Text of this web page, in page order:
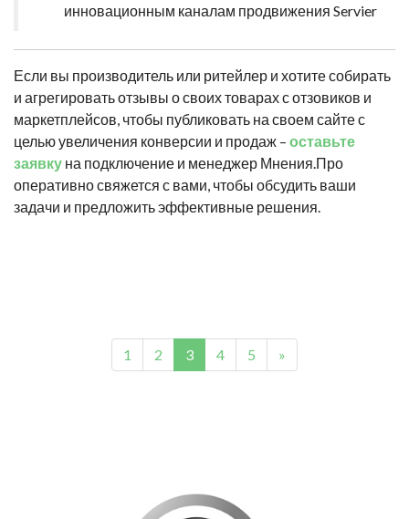
инновационным каналам продвижения Servier
Если вы производитель или ритейлер и хотите собирать
и агрегировать отзывы о своих товарах с отзовиков и
маркетплейсов, чтобы публиковать на своем сайте с
целью увеличения конверсии и продаж – оставьте
заявку на подключение и менеджер Мнения.Про
оперативно свяжется с вами, чтобы обсудить ваши
задачи и предложить эффективные решения.
1 2 3 4 5 »